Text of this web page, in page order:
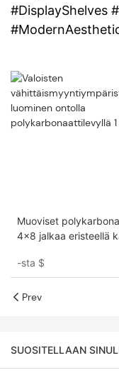
#DisplayShelves
Muoviset
4x8 jalkaa eristeellä
-sta $
Prev
SUOSITELLAAN